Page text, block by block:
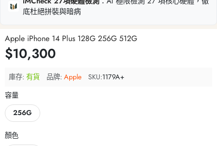
底杜絕拼裝與暗病
Apple iPhone 14 Plus 128G 256G 512G
$10,300
庫存: 有貨 品牌: Apple SKU:1179A+
容量
256G
顏色